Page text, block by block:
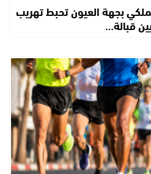
بجهة العيون تحبط تهريب